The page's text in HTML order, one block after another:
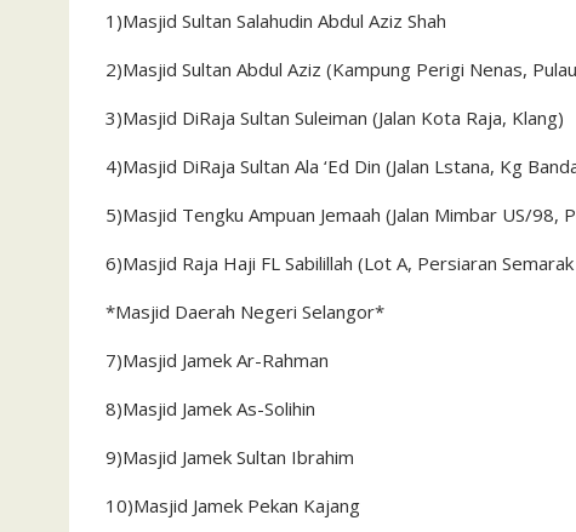
1)Masjid Sultan Salahudin Abdul Aziz Shah
2)Masjid Sultan Abdul Aziz (Kampung Perigi Nenas,
3)Masjid DiRaja Sultan Suleiman (Jalan Kota Raja, Klang)
4)Masjid DiRaja Sultan Ala ‘Ed Din (Jalan Lstana, Kg
5)Masjid Tengku Ampuan Jemaah (Jalan Mimbar US/98,
6)Masjid Raja Haji FL Sabilillah (Lot A, Persiaran
*Masjid Daerah Negeri Selangor*
7)Masjid Jamek Ar-Rahman
8)Masjid Jamek As-Solihin
9)Masjid Jamek Sultan Ibrahim
10)Masjid Jamek Pekan Kajang